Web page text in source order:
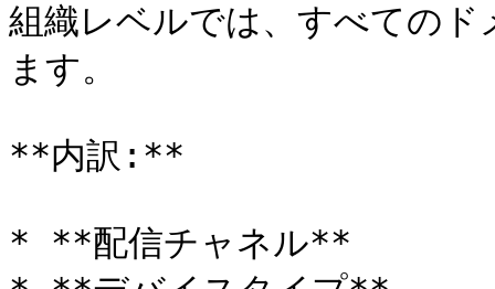
組織レベルでは、すべての
ます。
**内訳:**
* **配信チャネル**